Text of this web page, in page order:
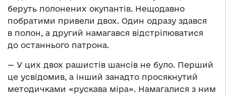
беруть полонених окупантів. Нещодавно
побратими привели двох. Один одразу здався
в полон, а другий намагався відстрілюватися
до останнього патрона.
— У цих двох рашистів шансів не було. Перший
це усвідомив, а інший занадто просякнутий
методичками «рускава міра». Намагалися з ним